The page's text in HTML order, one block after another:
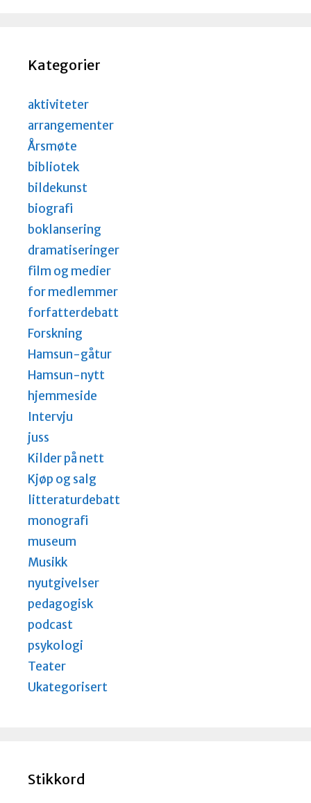
Kategorier
aktiviteter
arrangementer
Årsmøte
bibliotek
bildekunst
biografi
boklansering
dramatiseringer
film og medier
for medlemmer
forfatterdebatt
Forskning
Hamsun-gåtur
Hamsun-nytt
hjemmeside
Intervju
juss
Kilder på nett
Kjøp og salg
litteraturdebatt
monografi
museum
Musikk
nyutgivelser
pedagogisk
podcast
psykologi
Teater
Ukategorisert
Stikkord